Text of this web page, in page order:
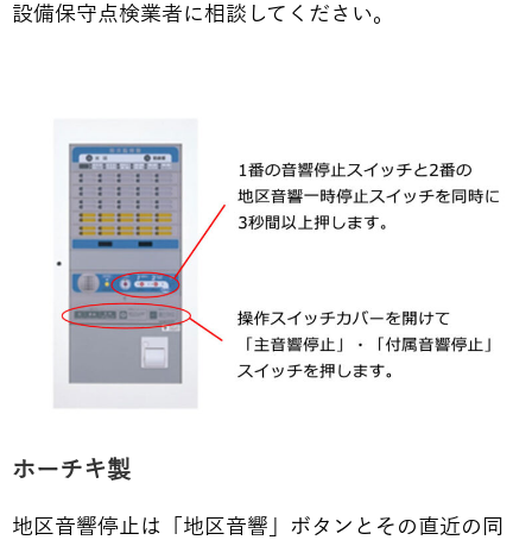
設備保守点検業者に相談してください。
ホーチキ製
地区音響停止は「地区音響」ボタンとその直近の同